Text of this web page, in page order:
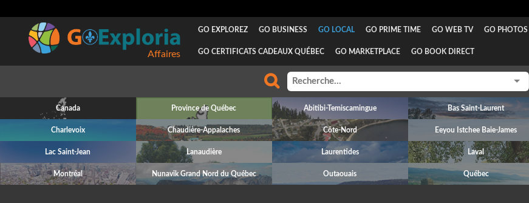
GO EXPLOREZ GO BUSINESS GO LOCAL GO PRIME TIME GO WEB TV GO PHOTOS
GO CERTIFICATS CADEAUX QUÉBEC GO MARKETPLACE GO BOOK DIRECT
Canada Province de Québec Abitibi-Temiscamingue Bas Saint-Laurent
Charlevoix Chaudière-Appalaches Côte-Nord Eeyou Istchee Baie-James
Lac Saint-Jean Lanaudière Laurentides Laval
Montréal Nunavik Grand Nord du Québec Outaouais Québec